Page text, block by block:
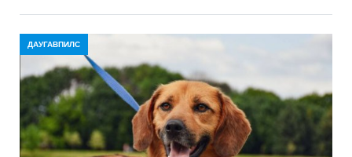
ДАУГАВПИЛС